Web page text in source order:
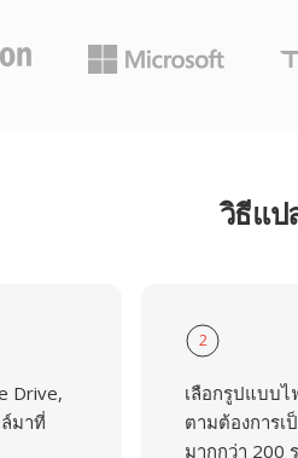
วิธีแป
Drive,
มาที่
2
เลือกรูปแบบ
ตามต้องการ
มากกว่า 200